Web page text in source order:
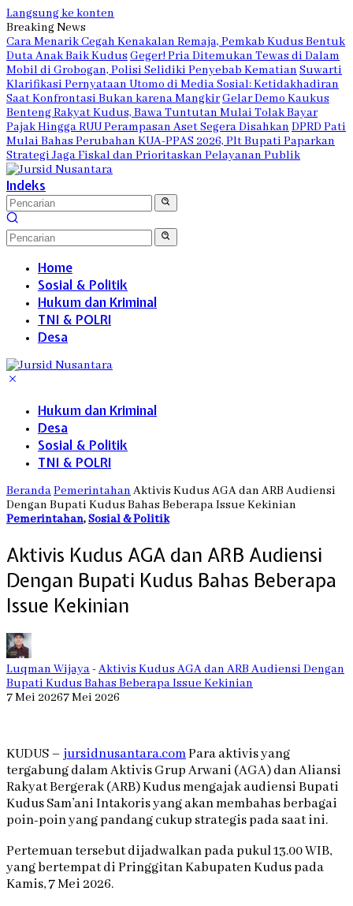
Langsung ke konten
Breaking News
Cara Menarik Cegah Kenakalan Remaja, Pemkab Kudus Bentuk
Duta Anak Baik Kudus Geger! Pria Ditemukan Tewas di Dalam
Mobil di Grobogan, Polisi Selidiki Penyebab Kematian Suwarti
Klarifikasi Pernyataan Utomo di Media Sosial: Ketidakhadiran
Saat Konfrontasi Bukan karena MangkirGelar Demo Kaukus
Benteng Rakyat Kudus, Bawa Tuntutan Mulai Tolak Bayar
Pajak Hingga RUU Perampasan Aset Segera Disahkan DPRD Pati
Mulai Bahas Perubahan KUA-PPAS 2026, Plt Bupati Paparkan
Strategi Jaga Fiskal dan Prioritaskan Pelayanan Publik
Indeks
Home
Sosial & Politik
Hukum dan Kriminal
TNI & POLRI
Desa
Hukum dan Kriminal
Desa
Sosial & Politik
TNI & POLRI
BerandaPemerintahan Aktivis Kudus AGA dan ARB Audiensi
Dengan Bupati Kudus Bahas Beberapa Issue Kekinian
Pemerintahan,Sosial & Politik
Aktivis Kudus AGA dan ARB Audiensi
Dengan Bupati Kudus Bahas Beberapa
Issue Kekinian
Luqman Wijaya-Aktivis Kudus AGA dan ARB Audiensi Dengan
Bupati Kudus Bahas Beberapa Issue Kekinian
7 Mei 20267 Mei 2026
KUDUS –jursidnusantara.comPara aktivis yang
tergabung dalam Aktivis Grup Arwani (AGA) dan Aliansi
Rakyat Bergerak (ARB) Kudus mengajak audiensi Bupati
Kudus Sam’ani Intakoris yang akan membahas berbagai
poin-poin yang pandang cukup strategis pada saat ini.
Pertemuan tersebut dijadwalkan pada pukul 13.00 WIB,
yang bertempat di Pringgitan Kabupaten Kudus pada
Kamis, 7 Mei 2026.